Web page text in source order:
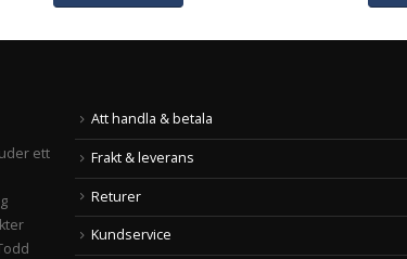
ett
Att handla & betala
Frakt & leverans
Returer
Kundservice